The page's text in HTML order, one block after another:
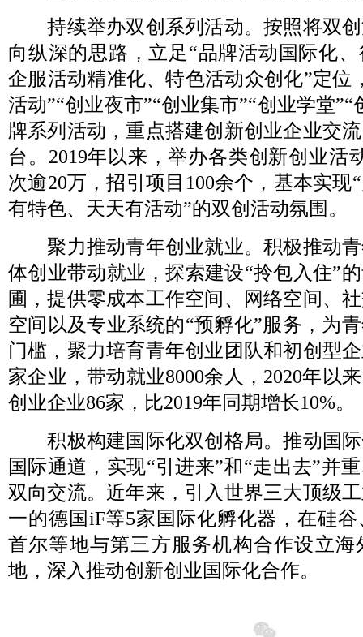
持续举办双创系列活动。按照将双创
向纵深的思路，立足“品牌活动国际化
企服活动精准化、特色活动众创化”定位
活动”“创业夜市”“创业集市”“创业学堂
牌系列活动，重点搭建创新创业企业交
台。2019年以来，举办各类创新创业活
次逾20万，招引项目100余个，基本实现
有特色、天天有活动”的双创活动氛围。
聚力推动青年创业就业。积极推动青
体创业带动就业，探索建设“拎包入住”
圃，提供零成本工作空间、网络空间、
空间以及专业系统的“预孵化”服务，为
门槛，聚力培育青年创业团队和初创型
家企业，带动就业8000余人，2020年以
创业企业86家，比2019年同期增长10%。
积极构建国际化双创格局。推动国际
国际通道，实现“引进来”和“走出去”并
双向交流。近年来，引入世界三大顶级
一的德国iF等5家国际化孵化器，在硅
首尔等地与第三方服务机构合作设立海
地，深入推动创新创业国际化合作。